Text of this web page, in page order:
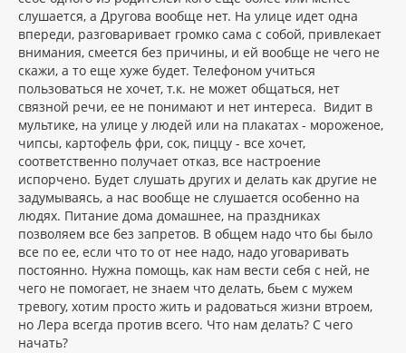
слушается, а Другова вообще нет. На улице идет одна
впереди, разговаривает громко сама с собой, привлекает
внимания, смеется без причины, и ей вообще не чего не
скажи, а то еще хуже будет. Телефоном учиться
пользоваться не хочет, т.к. не может общаться, нет
связной речи, ее не понимают и нет интереса. Видит в
мультике, на улице у людей или на плакатах - мороженое,
чипсы, картофель фри, сок, пиццу - все хочет,
соответственно получает отказ, все настроение
испорчено. Будет слушать других и делать как другие не
задумываясь, а нас вообще не слушается особенно на
людях. Питание дома домашнее, на праздниках
позволяем все без запретов. В общем надо что бы было
все по ее, если что то от нее надо, надо уговаривать
постоянно. Нужна помощь, как нам вести себя с ней, не
чего не помогает, не знаем что делать, бьем с мужем
тревогу, хотим просто жить и радоваться жизни втроем,
но Лера всегда против всего. Что нам делать? С чего
начать?